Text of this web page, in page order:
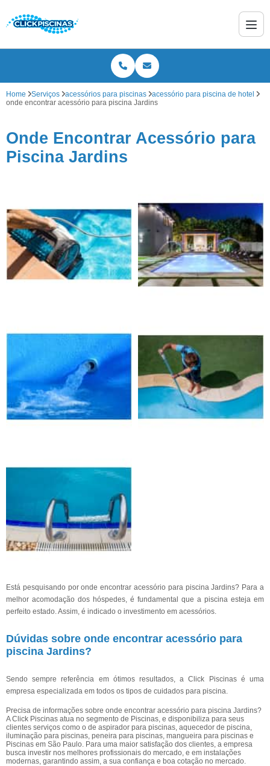
Home Serviços acessórios para piscinas
acessório para piscina de hotel
onde encontrar acessório para piscina Jardins
Onde Encontrar Acessório para
Piscina Jardins
Está pesquisando por onde encontrar acessório para piscina Jardins? Para a
melhor acomodação dos hóspedes, é fundamental que a piscina esteja em
perfeito estado. Assim, é indicado o investimento em acessórios.
Dúvidas sobre onde encontrar acessório para
piscina Jardins?
Sendo sempre referência em ótimos resultados, a Click Piscinas é uma
empresa especializada em todos os tipos de cuidados para piscina.
Precisa de informações sobre onde encontrar acessório para piscina Jardins?
A Click Piscinas atua no segmento de Piscinas, e disponibiliza para seus
clientes serviços como o de aspirador para piscinas, aquecedor de piscina,
iluminação para piscinas, peneira para piscinas, mangueira para piscinas e
Piscinas em São Paulo. Para uma maior satisfação dos clientes, a empresa
busca investir nos melhores profissionais do mercado, e em instalações
modernas, garantindo assim, a sua confiança e boa cotação no mercado.